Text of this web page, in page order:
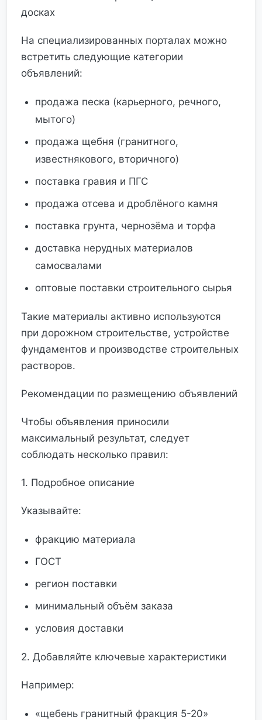
досках
На специализированных порталах можно
встретить следующие категории
объявлений:
продажа песка (карьерного, речного,
мытого)
продажа щебня (гранитного,
известнякового, вторичного)
поставка гравия и ПГС
продажа отсева и дроблёного камня
поставка грунта, чернозёма и торфа
доставка нерудных материалов
самосвалами
оптовые поставки строительного сырья
Такие материалы активно используются
при дорожном строительстве, устройстве
фундаментов и производстве строительных
растворов.
Рекомендации по размещению объявлений
Чтобы объявления приносили
максимальный результат, следует
соблюдать несколько правил:
1. Подробное описание
Указывайте:
фракцию материала
ГОСТ
регион поставки
минимальный объём заказа
условия доставки
2. Добавляйте ключевые характеристики
Например:
«щебень гранитный фракция 5-20»